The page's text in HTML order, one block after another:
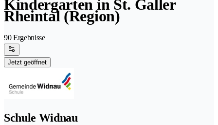
Kindergarten in St. Galler
Rheintal (Region)
90 Ergebnisse
Jetzt geöffnet
Schule Widnau